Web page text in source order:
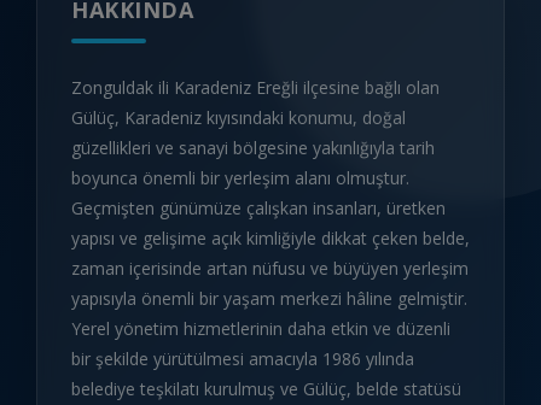
HAKKINDA
Zonguldak ili Karadeniz Ereğli ilçesine bağlı olan
Gülüç, Karadeniz kıyısındaki konumu, doğal
güzellikleri ve sanayi bölgesine yakınlığıyla tarih
boyunca önemli bir yerleşim alanı olmuştur.
Geçmişten günümüze çalışkan insanları, üretken
yapısı ve gelişime açık kimliğiyle dikkat çeken belde,
zaman içerisinde artan nüfusu ve büyüyen yerleşim
yapısıyla önemli bir yaşam merkezi hâline gelmiştir.
Yerel yönetim hizmetlerinin daha etkin ve düzenli
bir şekilde yürütülmesi amacıyla 1986 yılında
belediye teşkilatı kurulmuş ve Gülüç, belde statüsü